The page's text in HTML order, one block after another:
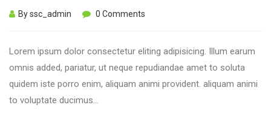
By ssc_admin 0 Comments
Lorem ipsum dolor consectetur eliting adipisicing. Illum earum
omnis added, pariatur, ut neque repudiandae amet to soluta
quidem iste porro enim, aliquam animi provident. aliquam animi
to voluptate ducimus…